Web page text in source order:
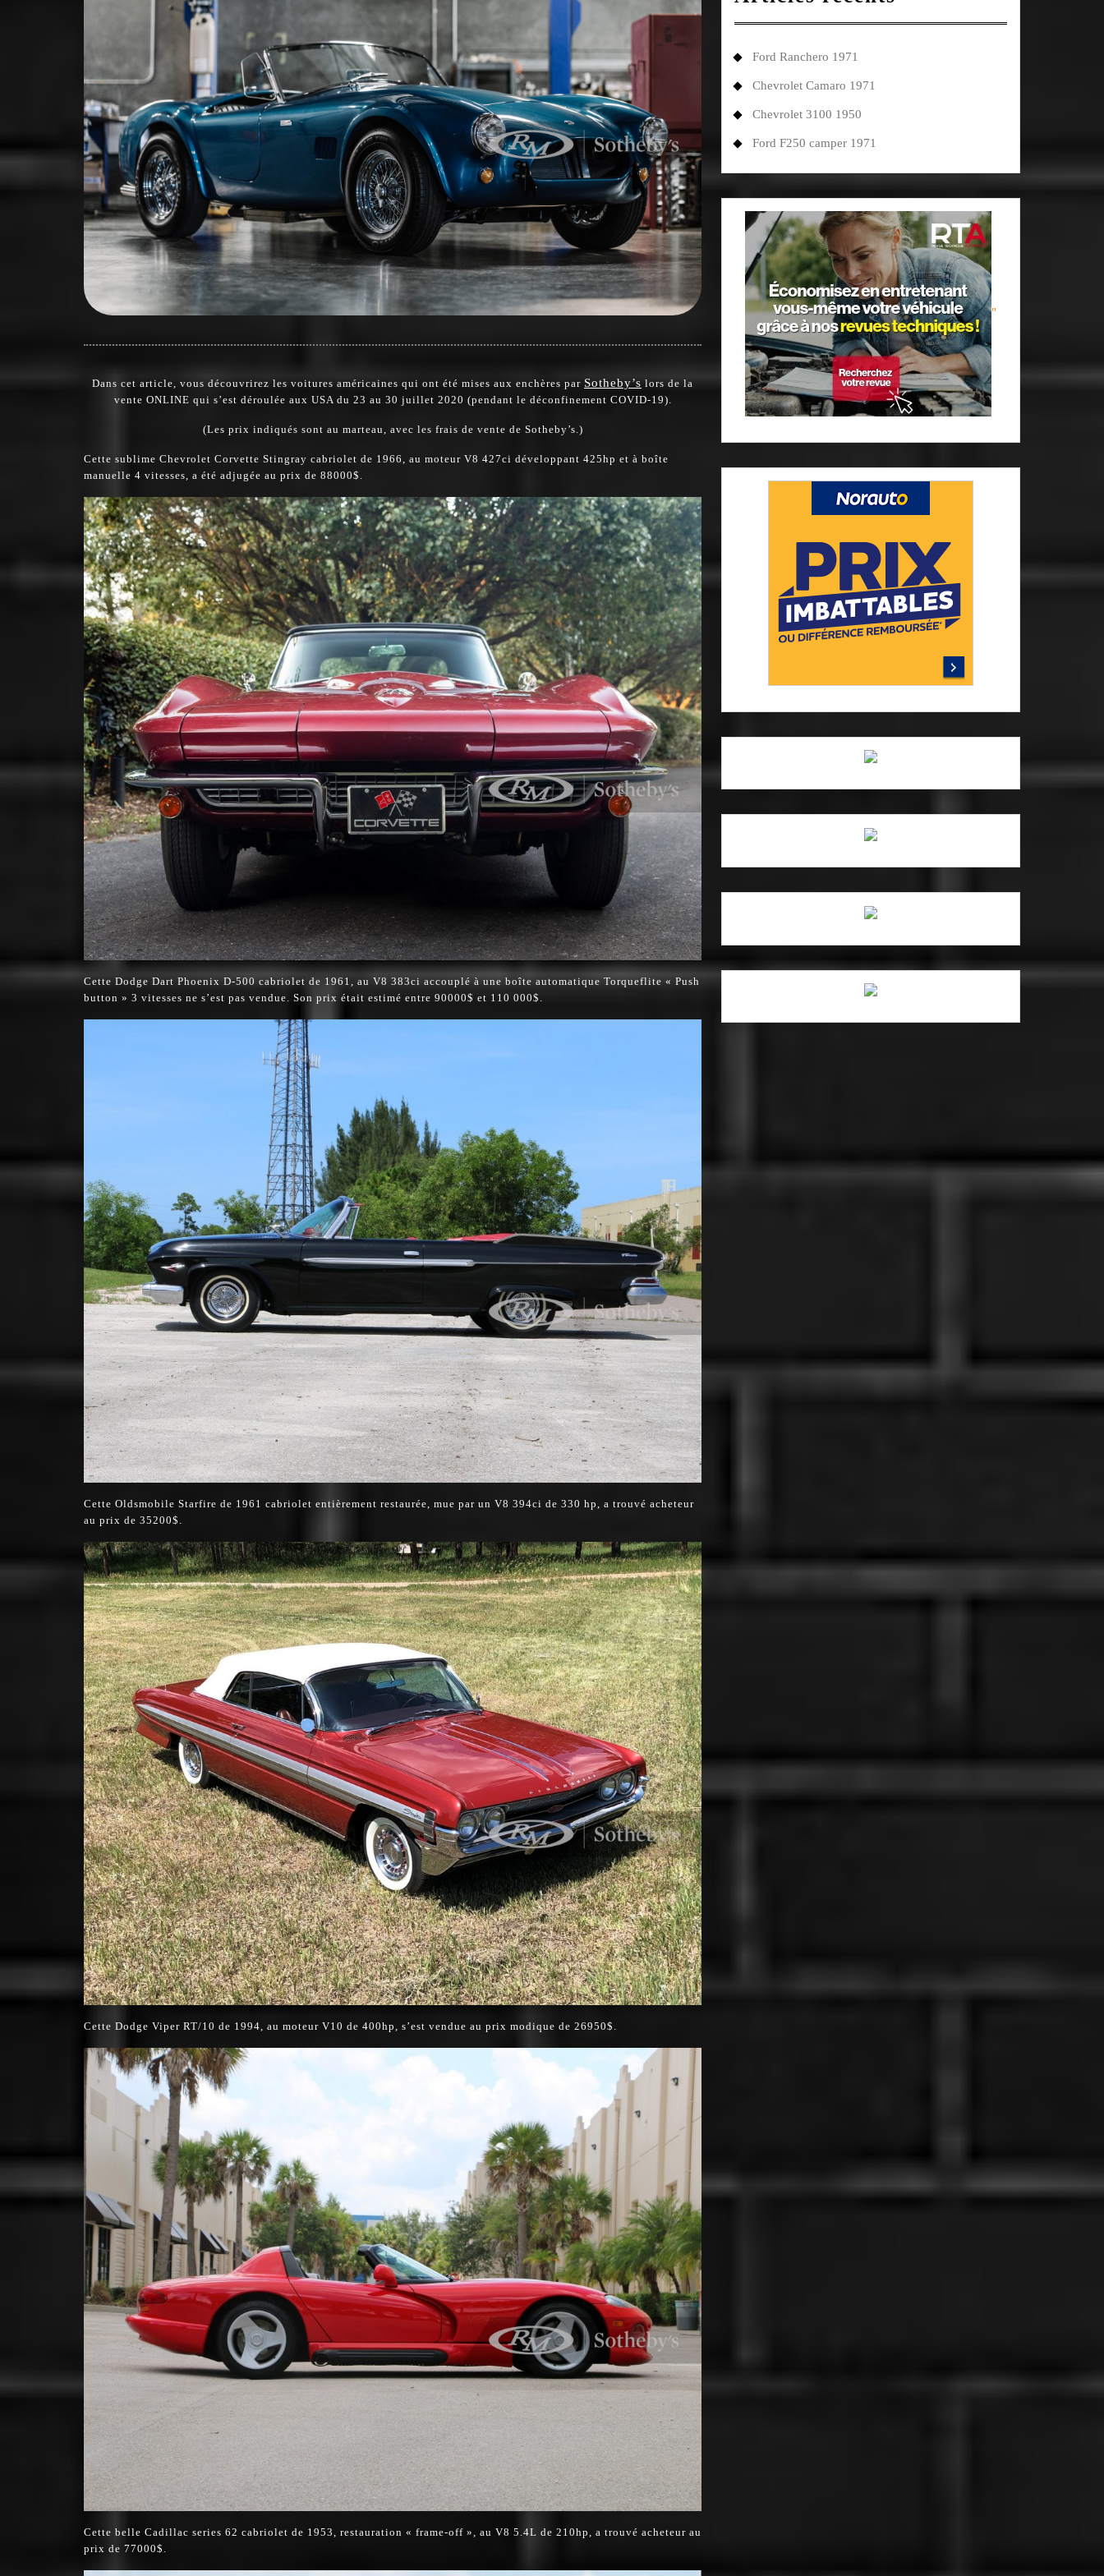
Dans cet article, vous découvrirez les voitures américaines qui ont été mises aux enchères par Sotheby’s lors de la
vente ONLINE qui s’est déroulée aux USA du 23 au 30 juillet 2020 (pendant le déconfinement COVID-19).
(Les prix indiqués sont au marteau, avec les frais de vente de Sotheby’s.)
Cette sublime Chevrolet Corvette Stingray cabriolet de 1966, au moteur V8 427ci développant 425hp et à boîte
manuelle 4 vitesses, a été adjugée au prix de 88000$.
Cette Dodge Dart Phoenix D-500 cabriolet de 1961, au V8 383ci accouplé à une boîte automatique Torqueflite « Push
button » 3 vitesses ne s’est pas vendue. Son prix était estimé entre 90000$ et 110 000$.
Cette Oldsmobile Starfire de 1961 cabriolet entièrement restaurée, mue par un V8 394ci de 330 hp, a trouvé acheteur
au prix de 35200$.
Cette Dodge Viper RT/10 de 1994, au moteur V10 de 400hp, s’est vendue au prix modique de 26950$.
Cette belle Cadillac series 62 cabriolet de 1953, restauration « frame-off », au V8 5.4L de 210hp, a trouvé acheteur au
prix de 77000$.
Ford Ranchero 1971
Chevrolet Camaro 1971
Chevrolet 3100 1950
Ford F250 camper 1971
"